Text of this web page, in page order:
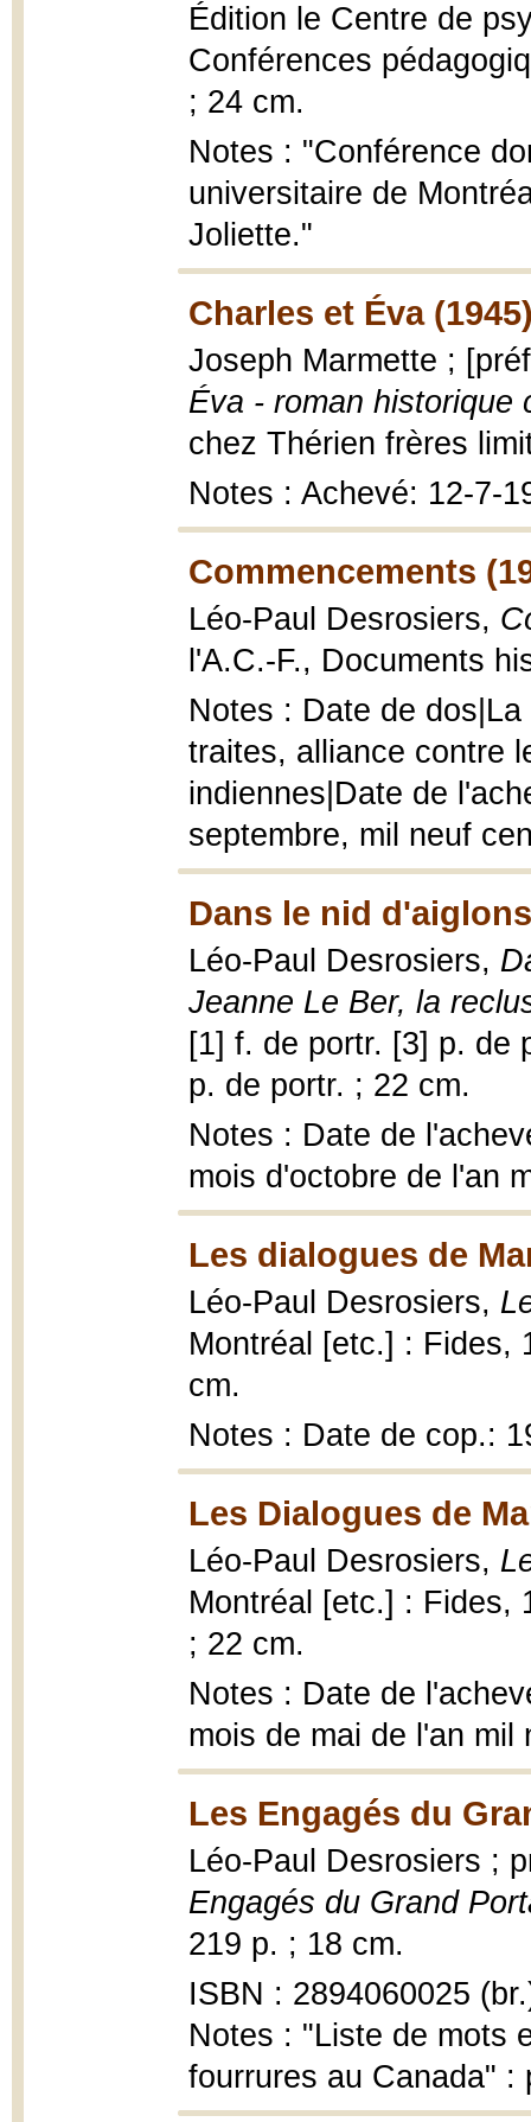
Édition le Centre de
Conférences
; 24 cm.
Notes : "Conférence
universitaire de
Joliette."
Charles et Éva
Joseph Marmette ;
Éva - roman historique
chez Thérien frères
Notes : Achevé: 12-7-
Commencements
Léo-Paul Desrosiers,
l'A.C.-F., Documents
Notes : Date de
traites, alliance contre
indiennes|Date de
septembre, mil neuf
Dans le nid
Léo-Paul Desrosiers,
Jeanne Le Ber, la
[1] f. de portr. [3] p. de
p. de portr. ; 22 cm.
Notes : Date de
mois d'octobre de l'an
Les dialogues de
Léo-Paul Desrosiers,
Montréal [etc.] : Fides,
cm.
Notes : Date de cop.:
Les Dialogues de
Léo-Paul Desrosiers,
Montréal [etc.] : Fides,
; 22 cm.
Notes : Date de
mois de mai de l'an
Les Engagés du
Léo-Paul Desrosiers ;
Engagés du Grand
219 p. ; 18 cm.
ISBN : 2894060025
Notes : "Liste de mots
fourrures au Canada" :